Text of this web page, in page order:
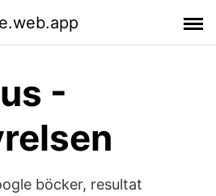
-
böcker, resultat